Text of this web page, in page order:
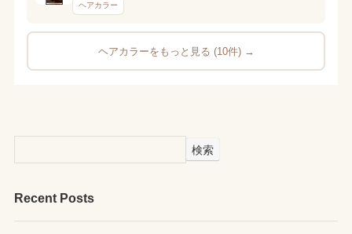
ヘアカラー
ヘアカラーをもっと見る (10件) →
検索
Recent Posts